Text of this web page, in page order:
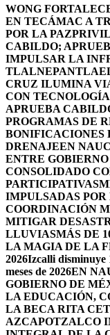
WONG
EN TECÁMAC A
POR LA PAZ
CABILDO;
IMPULSAR LA
TLALNEPANTLA
CRUZ ILUMINA
CON
APRUEBA
PROGRAMAS DE
BONIFICACIONES
DRENAJEEN
ENTRE
CONSOLIDADO
PARTICIPATIVAS
IMPULSADAS
COORDINACIÓN
MITIGAR
LLUVIASMÁS DE
LA MAGIA DE LA
2026Izcalli disminuye
meses de 2026EN
GOBIERNO DE
LA EDUCACIÓN,
LA BECA RITA
AZCAPOTZALCO